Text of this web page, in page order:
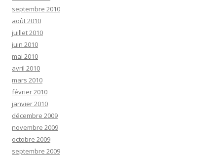
septembre 2010
août 2010
juillet 2010
juin 2010
mai 2010
avril 2010
mars 2010
février 2010
janvier 2010
décembre 2009
novembre 2009
octobre 2009
septembre 2009